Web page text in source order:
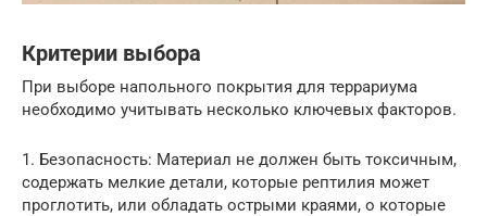
Критерии выбора
При выборе напольного покрытия для террариума
необходимо учитывать несколько ключевых факторов.
1. Безопасность: Материал не должен быть токсичным,
содержать мелкие детали, которые рептилия может
проглотить, или обладать острыми краями, о которые